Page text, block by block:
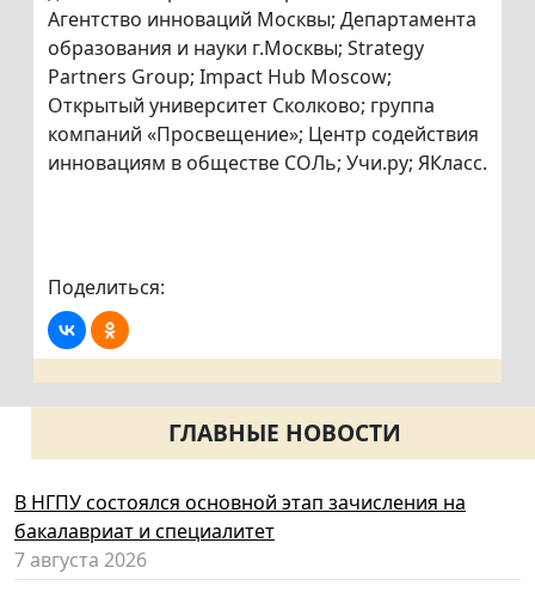
Агентство инноваций Москвы; Департамента
образования и науки г.Москвы; Strategy
Partners Group; Impact Hub Moscow;
Открытый университет Сколково; группа
компаний «Просвещение»; Центр содействия
инновациям в обществе СОЛь; Учи.ру; ЯКласс.
Поделиться:
ГЛАВНЫЕ НОВОСТИ
В НГПУ состоялся основной этап зачисления на
бакалавриат и специалитет
7 августа 2026